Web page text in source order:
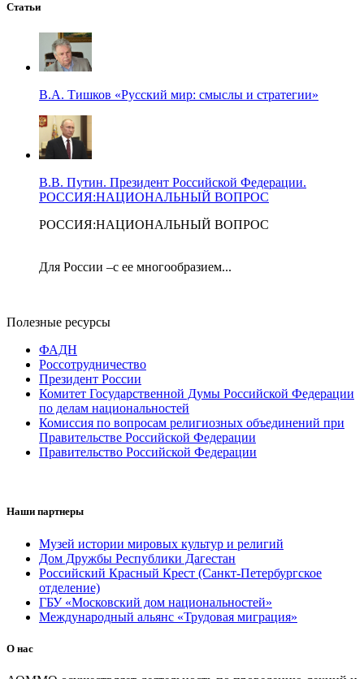
Статьи
В.А. Тишков «Русский мир: смыслы и стратегии»
В.В. Путин. Президент Российской Федерации.
РОССИЯ:НАЦИОНАЛЬНЫЙ ВОПРОС
РОССИЯ:НАЦИОНАЛЬНЫЙ ВОПРОС
Для России –с ее многообразием...
Полезные ресурсы
ФАДН
Россотрудничество
Президент России
Комитет Государственной Думы Российской Федерации
по делам национальностей
Комиссия по вопросам религиозных объединений при
Правительстве Российской Федерации
Правительство Российской Федерации
Наши партнеры
Музей истории мировых культур и религий
Дом Дружбы Республики Дагестан
Российский Красный Крест (Санкт-Петербургское
отделение)
ГБУ «Московский дом национальностей»
Международный альянс «Трудовая миграция»
О нас